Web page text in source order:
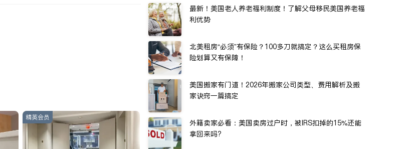
精英会员
最新！美国老人养老福利制度！了解父母移民美国养老福
利优势
北美租房“必须”有保险？100多刀就搞定？这么买租房保
险划算又有保障！
美国搬家有门道！2026年搬家公司类型、费用解析及搬
家诀窍一篇搞定
外籍卖家必看：美国卖房过户时，被IRS扣掉的15%还能
拿回来吗?